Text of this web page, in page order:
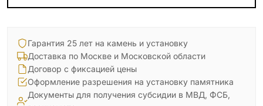
Гарантия 25 лет на камень и установку
Доставка по Москве и Московской области
Договор с фиксацией цены
Оформление разрешения на установку памятника
Документы для получения субсидии в МВД, ФСБ,